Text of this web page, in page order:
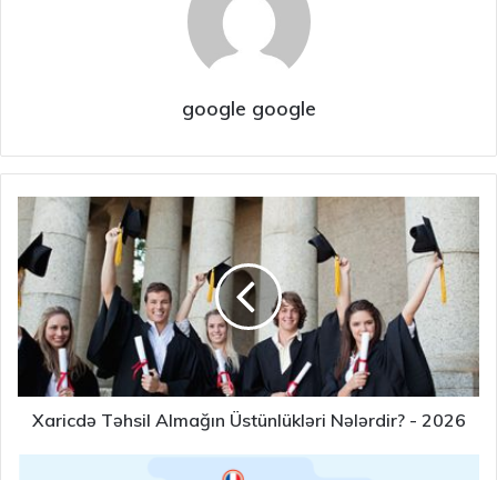
google google
Xaricdə Təhsil Almağın Üstünlükləri Nələrdir? - 2026